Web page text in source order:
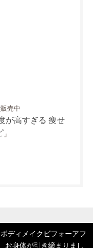
売中
が高すぎる 痩せ
」
ボディメイクビフォーアフ
お身体が引き締まりまし